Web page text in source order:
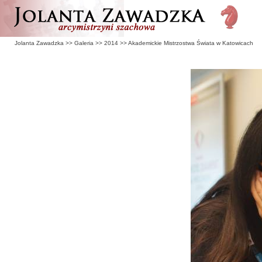
Jolanta Zawadzka >> Galeria >> 2014 >>Akademickie Mistrzostwa Świata w Katowicach